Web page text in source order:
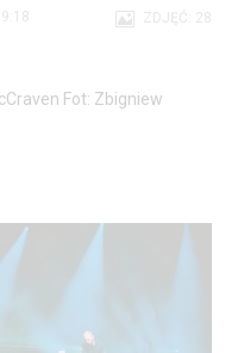
ZDJĘĆ: 28
Fot: Zbigniew